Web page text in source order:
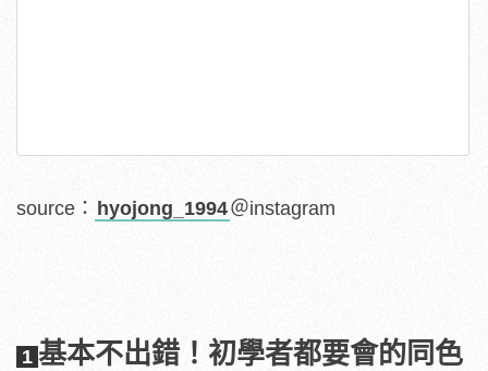
source： hyojong_1994＠instagram
1 基本不出錯！初學者都要會的同色